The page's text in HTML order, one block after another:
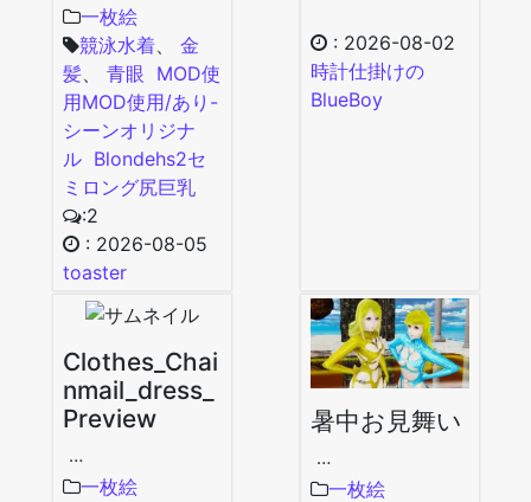
一枚絵
競泳水着、 金
髪、 青眼 MOD使
用MOD使用/あり-
シーンオリジナ
ル Blondehs2セ
ミロング尻巨乳
:2
: 2026-08-05
toaster
: 2026-08-02
時計仕掛けの
BlueBoy
Clothes_Chai
nmail_dress_
Preview
…
一枚絵
暑中お見舞い
…
一枚絵